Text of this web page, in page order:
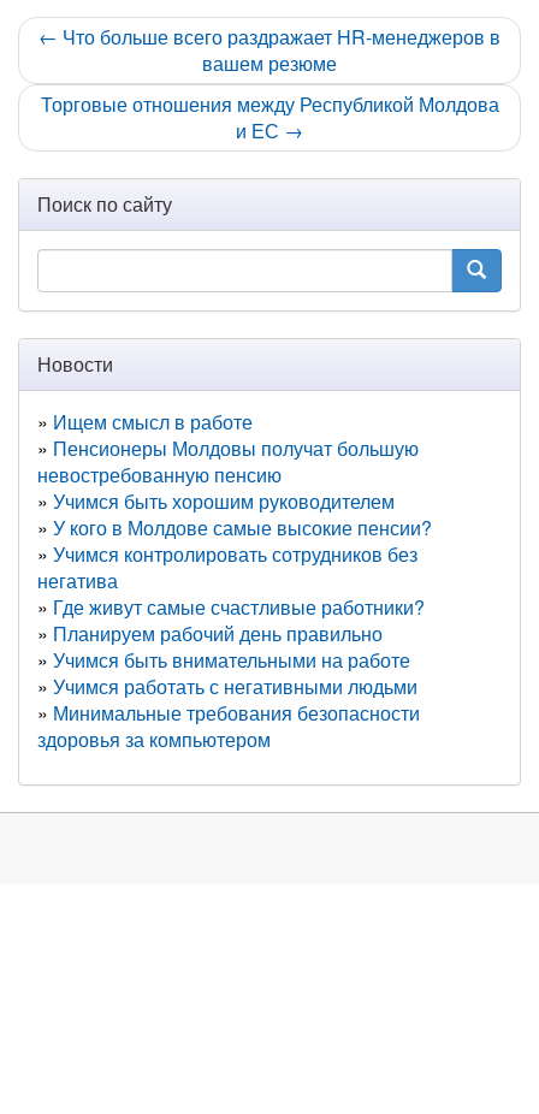
← Что больше всего раздражает HR-менеджеров в
вашем резюме
Торговые отношения между Республикой Молдова
и ЕС →
Поиск по сайту
Новости
Ищем смысл в работе
Пенсионеры Молдовы получат большую
невостребованную пенсию
Учимся быть хорошим руководителем
У кого в Молдове самые высокие пенсии?
Учимся контролировать сотрудников без
негатива
Где живут самые счастливые работники?
Планируем рабочий день правильно
Учимся быть внимательными на работе
Учимся работать с негативными людьми
Минимальные требования безопасности
здоровья за компьютером